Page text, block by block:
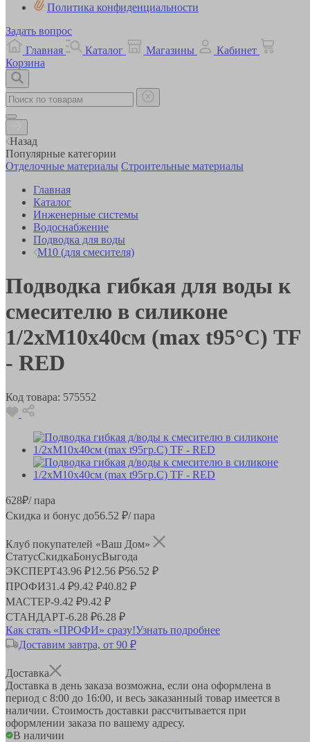
Политика конфиденциальности
Задать вопрос
Главная
Каталог Магазины
Кабинет
Корзина
Назад
Популярные категории
Отделочные материалы Строительные материалы
Главная
Каталог
Инженерные системы
Водоснабжение
Подводка для воды
М10 (для смесителя)
Подводка гибкая для воды к
смесителю в силиконе
1/2хM10х40см (max t95°С) TF
- RED
Код товара: 575552
628₽/ пара
Скидка и бонус до56.52 ₽/ пара
Клуб покупателей «Ваш Дом»
СтатусСкидкаБонусВыгода
ЭКСПЕРТ43.96 ₽12.56 ₽56.52 ₽
ПРОФИ31.4 ₽9.42 ₽40.82 ₽
МАСТЕР-9.42 ₽9.42 ₽
СТАНДАРТ-6.28 ₽6.28 ₽
Как стать «ПРОФИ» сразу!Узнать подробнее
Доставим завтра, от 90 ₽
Доставка
Доставка в день заказа возможна, если она оформлена в
период с 8:00 до 16:00, и весь заказанный товар имеется в
наличии. Стоимость доставки рассчитывается при
оформлении заказа по вашему адресу.
В наличии